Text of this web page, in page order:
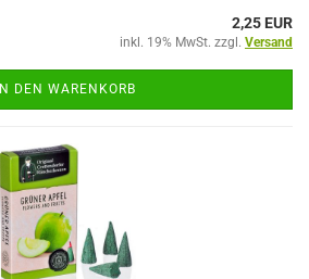
2,25 EUR
inkl. 19% MwSt. zzgl. Versand
IN DEN WARENKORB